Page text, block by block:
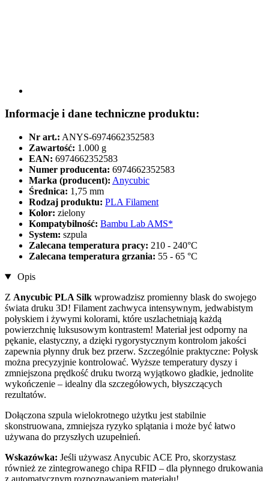
Informacje i dane techniczne produktu:
Nr art.: ANYS-6974662352583
Zawartość: 1.000 g
EAN: 6974662352583
Numer producenta: 6974662352583
Marka (producent): Anycubic
Średnica: 1,75 mm
Rodzaj produktu: PLA Filament
Kolor: zielony
Kompatybilność: Bambu Lab AMS*
System: szpula
Zalecana temperatura pracy: 210 - 240°C
Zalecana temperatura grzania: 55 - 65 °C
Opis
Z Anycubic PLA Silk wprowadzisz promienny blask do swojego
świata druku 3D! Filament zachwyca intensywnym, jedwabistym
połyskiem i żywymi kolorami, które uszlachetniają każdą
powierzchnię luksusowym kontrastem! Materiał jest odporny na
pękanie, elastyczny, a dzięki rygorystycznym kontrolom jakości
zapewnia płynny druk bez przerw. Szczególnie praktyczne: Połysk
można precyzyjnie kontrolować. Wyższe temperatury dyszy i
zmniejszona prędkość druku tworzą wyjątkowo gładkie, jednolite
wykończenie – idealny dla szczegółowych, błyszczących
rezultatów.
Dołączona szpula wielokrotnego użytku jest stabilnie
skonstruowana, zmniejsza ryzyko splątania i może być łatwo
używana do przyszłych uzupełnień.
Wskazówka: Jeśli używasz Anycubic ACE Pro, skorzystasz
również ze zintegrowanego chipa RFID – dla płynnego drukowania
z automatycznym rozpoznawaniem materiału!